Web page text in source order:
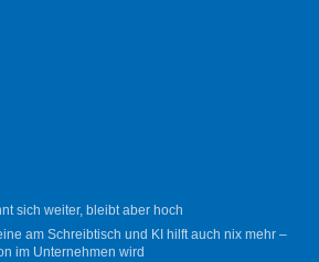
sich weiter, bleibt aber hoch
am Schreibtisch und KI hilft auch nix mehr –
im Unternehmen wird